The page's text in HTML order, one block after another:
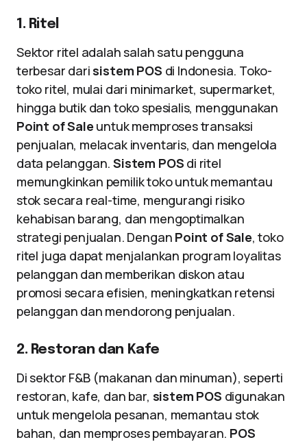
1. Ritel
Sektor ritel adalah salah satu pengguna
terbesar dari sistem POS di Indonesia. Toko-
toko ritel, mulai dari minimarket, supermarket,
hingga butik dan toko spesialis, menggunakan
Point of Sale untuk memproses transaksi
penjualan, melacak inventaris, dan mengelola
data pelanggan.Sistem POS di ritel
memungkinkan pemilik toko untuk memantau
stok secara real-time, mengurangi risiko
kehabisan barang, dan mengoptimalkan
strategi penjualan. Dengan Point of Sale, toko
ritel juga dapat menjalankan program loyalitas
pelanggan dan memberikan diskon atau
promosi secara efisien, meningkatkan retensi
pelanggan dan mendorong penjualan.
2. Restoran dan Kafe
Di sektor F&B (makanan dan minuman), seperti
restoran, kafe, dan bar, sistem POS digunakan
untuk mengelola pesanan, memantau stok
bahan, dan memproses pembayaran. POS